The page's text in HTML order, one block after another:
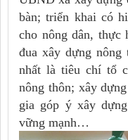
bàn; triển khai có
cho nông dân, thực
đua xây dựng
nhất là tiêu chí tổ
nông thôn; xây
gia góp ý xây
vững mạnh…